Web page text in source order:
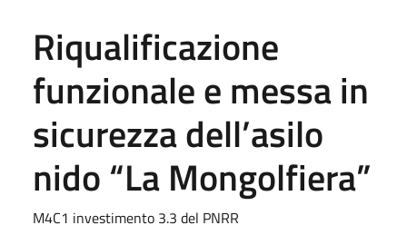
Riqualificazione
funzionale e messa in
sicurezza dell’asilo
nido “La Mongolfiera”
M4C1 investimento 3.3 del PNRR